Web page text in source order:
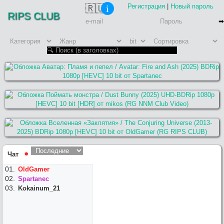
RIPS CLUB
🇷🇺 i Регистрация| Новый пароль
Чат
⚫︎
OldGamer
Spartanec
Kokainum_21